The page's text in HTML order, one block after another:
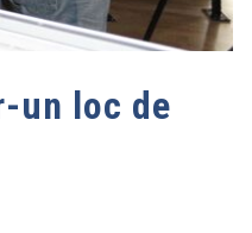
un loc de